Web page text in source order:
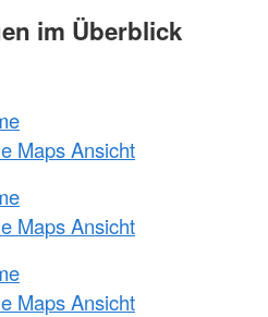
im Überblick
Maps Ansicht
Maps Ansicht
Maps Ansicht